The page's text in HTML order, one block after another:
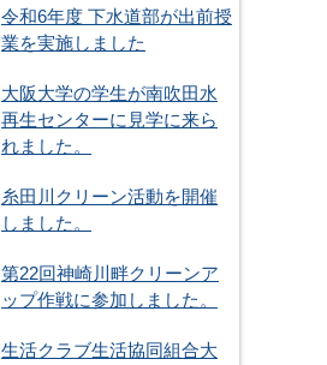
令和6年度 下水道部が出前授
業を実施しました
大阪大学の学生が南吹田水
再生センターに見学に来ら
れました。
糸田川クリーン活動を開催
しました。
第22回神崎川畔クリーンア
ップ作戦に参加しました。
生活クラブ生活協同組合大